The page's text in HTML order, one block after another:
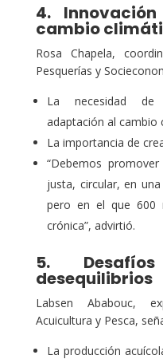
4.
cambio
Rosa Chapela,
Pesquerías y
La necesidad de
adaptación al cambio
La importancia de
“Debemos
justa, circular, en
pero en el que 600
crónica”, advirtió.
5.
desequilibrios
Labsen Ababouc,
Acuicultura y Pesca,
La producción